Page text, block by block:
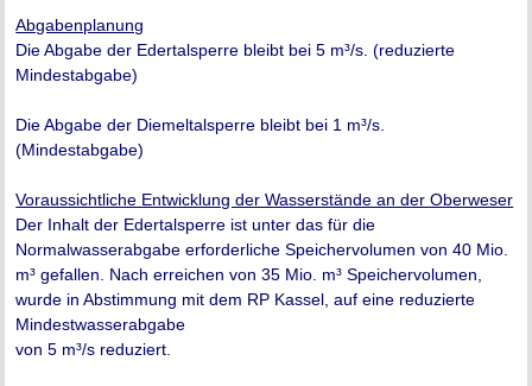
Abgabenplanung
Die Abgabe der Edertalsperre bleibt bei 5 m³/s. (reduzierte
Mindestabgabe)
Die Abgabe der Diemeltalsperre bleibt bei 1 m³/s.
(Mindestabgabe)
Voraussichtliche Entwicklung der Wasserstände an der Oberweser
Der Inhalt der Edertalsperre ist unter das für die
Normalwasserabgabe erforderliche Speichervolumen von 40 Mio.
m³ gefallen. Nach erreichen von 35 Mio. m³ Speichervolumen,
wurde in Abstimmung mit dem RP Kassel, auf eine reduzierte
Mindestwasserabgabe
von 5 m³/s reduziert.